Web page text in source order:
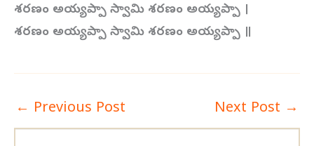
శరణం అయ్యప్పా స్వామి శరణం అయ్యప్పా ।
శరణం అయ్యప్పా స్వామి శరణం అయ్యప్పా ॥
← Previous Post Next Post →